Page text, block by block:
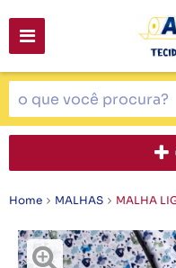
Home MALHAS MALHA